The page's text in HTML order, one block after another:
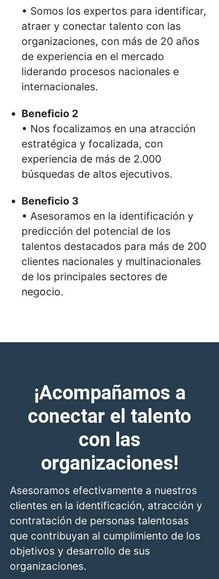
• Somos los expertos para identificar,
atraer y conectar talento con las
organizaciones, con más de 20 años
de experiencia en el mercado
liderando procesos nacionales e
internacionales.
Beneficio 2
• Nos focalizamos en una atracción
estratégica y focalizada, con
experiencia de más de 2.000
búsquedas de altos ejecutivos.
Beneficio 3
• Asesoramos en la identificación y
predicción del potencial de los
talentos destacados para más de 200
clientes nacionales y multinacionales
de los principales sectores de
negocio.
¡Acompañamos a
conectar el talento
con las
organizaciones!
Asesoramos efectivamente a nuestros
clientes en la identificación, atracción y
contratación de personas talentosas
que contribuyan al cumplimiento de los
objetivos y desarrollo de sus
organizaciones.